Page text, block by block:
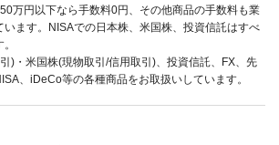
万円以下なら手数料0円、その他商品の手数料も業
ます。NISAでの日本株、米国株、投資信託はすべ
)・米国株(現物取引/信用取引)、投資信託、FX、先
、iDeCo等の各種商品をお取扱いしています。